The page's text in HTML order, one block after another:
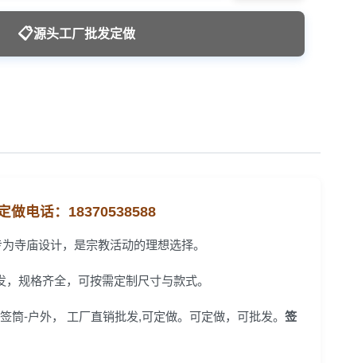
📋源头工厂批发定做
做电话： 18370538588
寺庙设计，是宗教活动的理想选择。
规格齐全，可按需定制尺寸与款式。
-户外， 工厂直销批发,可定做。可定做，可批发。 签